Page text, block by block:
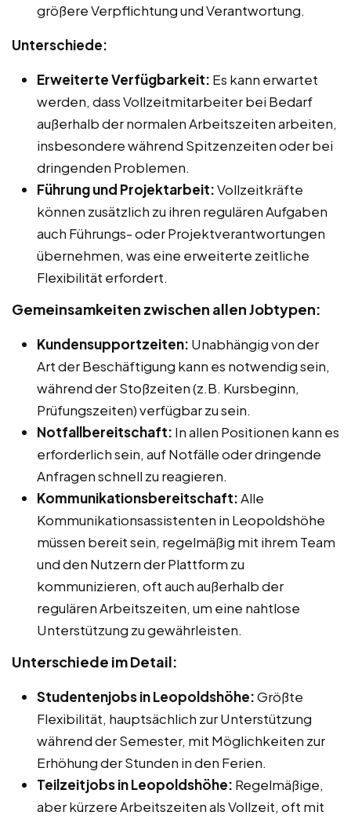
größere Verpflichtung und Verantwortung.
Unterschiede:
Erweiterte Verfügbarkeit: Es kann erwartet
werden, dass Vollzeitmitarbeiter bei Bedarf
außerhalb der normalen Arbeitszeiten arbeiten,
insbesondere während Spitzenzeiten oder bei
dringenden Problemen.
Führung und Projektarbeit:Vollzeitkräfte
können zusätzlich zu ihren regulären Aufgaben
auch Führungs- oder Projektverantwortungen
übernehmen, was eine erweiterte zeitliche
Flexibilität erfordert.
Gemeinsamkeiten zwischen allen Jobtypen:
Kundensupportzeiten: Unabhängig von der
Art der Beschäftigung kann es notwendig sein,
während der Stoßzeiten (z.B. Kursbeginn,
Prüfungszeiten) verfügbar zu sein.
Notfallbereitschaft: In allen Positionen kann es
erforderlich sein, auf Notfälle oder dringende
Anfragen schnell zu reagieren.
Kommunikationsbereitschaft:Alle
Kommunikationsassistenten in Leopoldshöhe
müssen bereit sein, regelmäßig mit ihrem Team
und den Nutzern der Plattform zu
kommunizieren, oft auch außerhalb der
regulären Arbeitszeiten, um eine nahtlose
Unterstützung zu gewährleisten.
Unterschiede im Detail:
Studentenjobs in Leopoldshöhe:Größte
Flexibilität, hauptsächlich zur Unterstützung
während der Semester, mit Möglichkeiten zur
Erhöhung der Stunden in den Ferien.
Teilzeitjobs in Leopoldshöhe: Regelmäßige,
aber kürzere Arbeitszeiten als Vollzeit, oft mit